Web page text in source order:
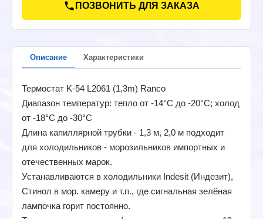
ПОЗВОНИТЬ ДЛЯ ЗАКАЗА
Описание Характеристики
Термостат K-54 L2061 (1,3m) Ranco
Диапазон температур: тепло от -14°С до -20°С; холод
от -18°С до -30°С
Длина капиллярной трубки - 1,3 м, 2,0 м подходит
для холодильников - морозильников импортных и
отечественных марок.
Устанавливаются в холодильники Indesit (Индезит),
Стинол в мор. камеру и т.п., где сигнальная зелёная
лампочка горит постоянно.